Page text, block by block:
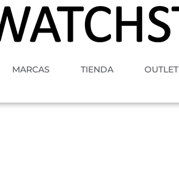
MARCAS TIENDA OUTLET